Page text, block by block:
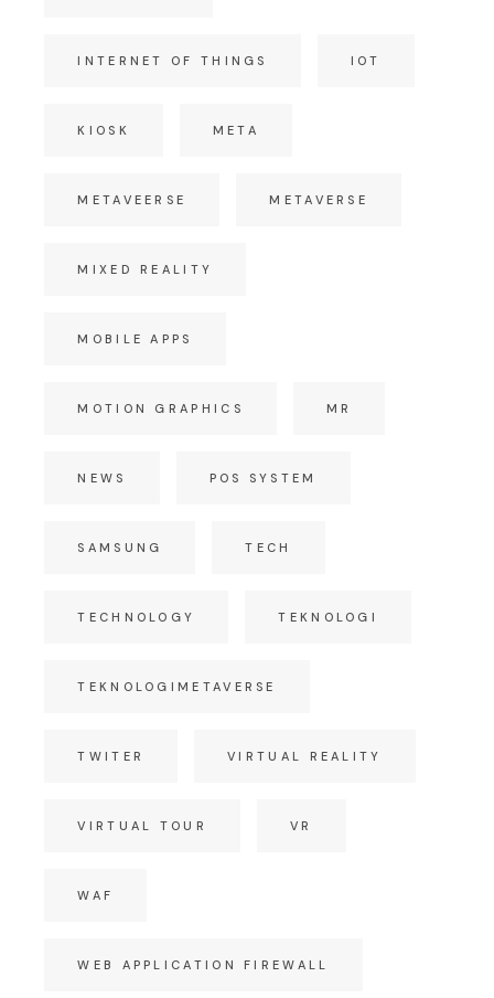
INTERNET OF THINGS IOT
KIOSK META
METAVEERSE METAVERSE
MIXED REALITY
MOBILE APPS
MOTION GRAPHICS MR
NEWS POS SYSTEM
SAMSUNG TECH
TECHNOLOGY TEKNOLOGI
TEKNOLOGIMETAVERSE
TWITER VIRTUAL REALITY
VIRTUAL TOUR VR
WAF
WEB APPLICATION FIREWALL